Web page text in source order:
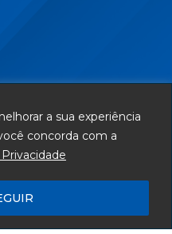
a sua experiência
concorda com a